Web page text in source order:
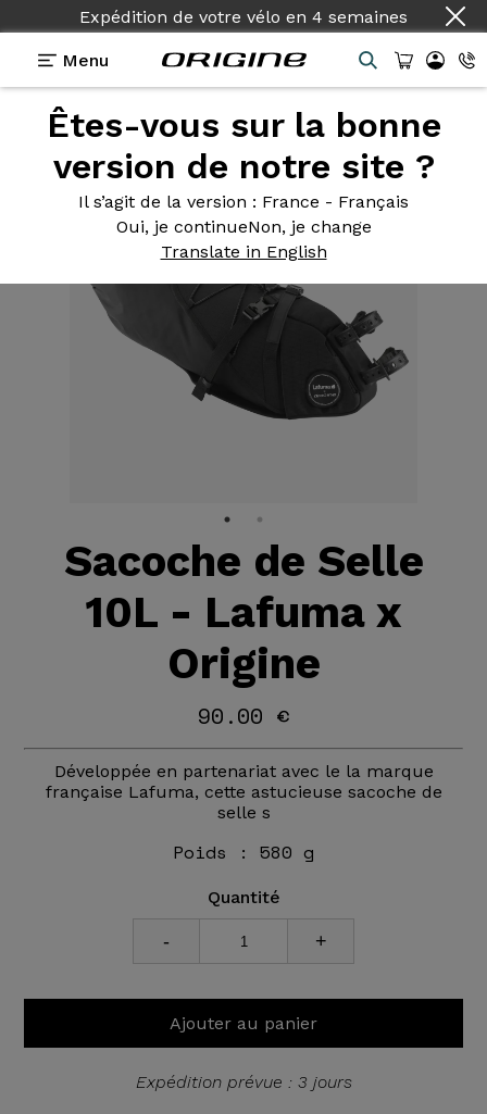
Expédition de votre vélo en 4 semaines
Menu
Êtes-vous sur la bonne
version de notre site ?
Il s’agit de la version : France - Français
Oui, je continueNon, je change
Translate in English
Equipements>Sacoche >de Selle 10L
Sacoche de Selle
10L - Lafuma x
Origine
90.00 €
Développée en partenariat avec le la marque
française Lafuma, cette astucieuse sacoche de
selle s
Poids : 580 g
Quantité
- +
Ajouter au panier
Expédition prévue : 3 jours